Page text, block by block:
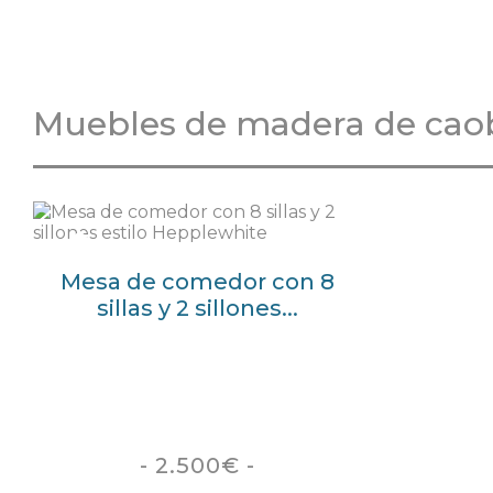
Muebles de madera de
Mesa de comedor con 8
sillas y 2 sillones...
- 2.500€ -